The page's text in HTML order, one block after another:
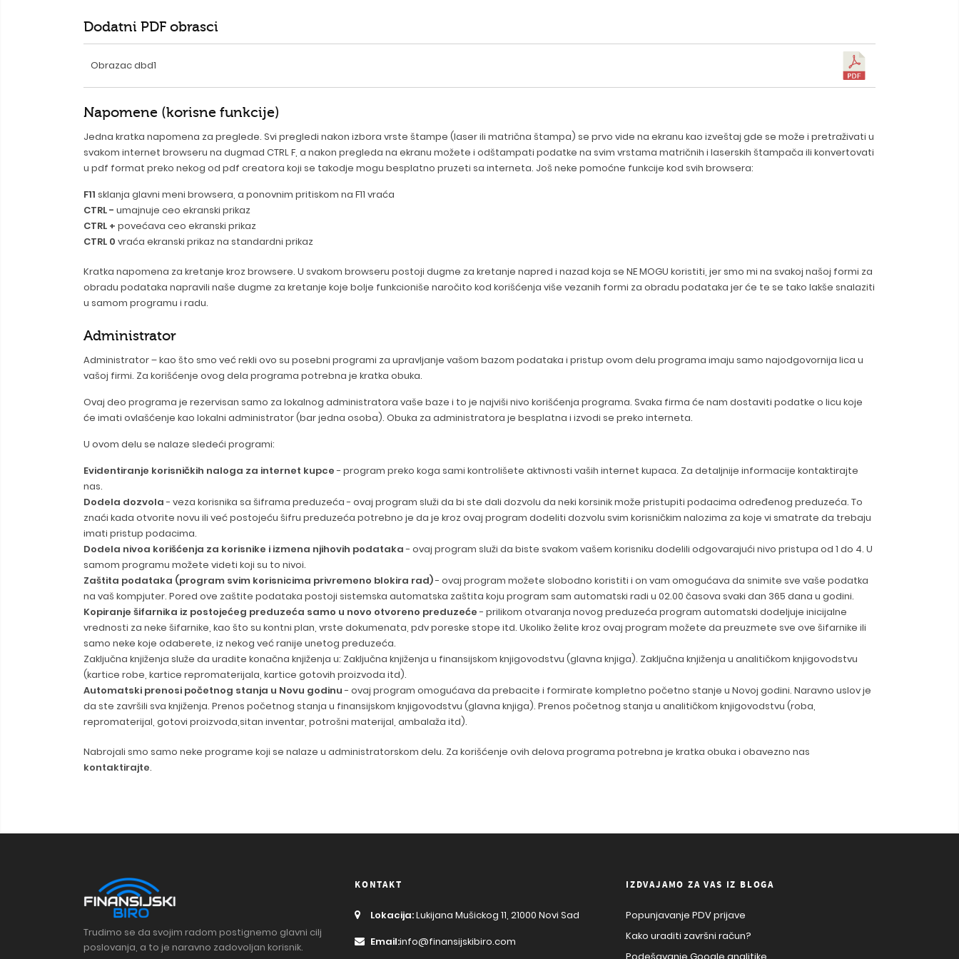
Dodatni PDF obrasci
Obrazac dbd1
Napomene (korisne funkcije)
Jedna kratka napomena za preglede. Svi pregledi nakon izbora vrste štampe (laser ili matrična štampa) se prvo vide na ekranu kao izveštaj gde se može i pretraživati u
svakom internet browseru na dugmad CTRL F, a nakon pregleda na ekranu možete i odštampati podatke na svim vrstama matričnih i laserskih štampača ili konvertovati
u pdf format preko nekog od pdf creatora koji se takodje mogu besplatno pruzeti sa interneta. Još neke pomoćne funkcije kod svih browsera:
F11 sklanja glavni meni browsera, a ponovnim pritiskom na F11 vraća
CTRL - umajnuje ceo ekranski prikaz
CTRL + povećava ceo ekranski prikaz
CTRL 0 vraća ekranski prikaz na standardni prikaz
Kratka napomena za kretanje kroz browsere. U svakom browseru postoji dugme za kretanje napred i nazad koja se NE MOGU koristiti, jer smo mi na svakoj našoj formi za
obradu podataka napravili naše dugme za kretanje koje bolje funkcioniše naročito kod korišćenja više vezanih formi za obradu podataka jer će te se tako lakše snalaziti
u samom programu i radu.
Administrator
Administrator – kao što smo već rekli ovo su posebni programi za upravljanje vašom bazom podataka i pristup ovom delu programa imaju samo najodgovornija lica u
vašoj firmi. Za korišćenje ovog dela programa potrebna je kratka obuka.
Ovaj deo programa je rezervisan samo za lokalnog administratora vaše baze i to je najviši nivo korišćenja programa. Svaka firma će nam dostaviti podatke o licu koje
će imati ovlašćenje kao lokalni administrator (bar jedna osoba). Obuka za administratora je besplatna i izvodi se preko interneta.
U ovom delu se nalaze sledeći programi:
Evidentiranje korisničkih naloga za internet kupce- program preko koga sami kontrolišete aktivnosti vaših internet kupaca. Za detaljnije informacije kontaktirajte
nas.
Dodela dozvola- veza korisnika sa šiframa preduzeća - ovaj program služi da bi ste dali dozvolu da neki korsinik može pristupiti podacima određenog preduzeća. To
znaći kada otvorite novu ili već postojeću šifru preduzeća potrebno je da je kroz ovaj program dodeliti dozvolu svim korisničkim nalozima za koje vi smatrate da trebaju
imati pristup podacima.
Dodela nivoa korišćenja za korisnike i izmena njihovih podataka- ovaj program služi da biste svakom vašem korisniku dodelili odgovarajući nivo pristupa od 1 do 4. U
samom programu možete videti koji su to nivoi.
Zaštita podataka (program svim korisnicima privremeno blokira rad)- ovaj program možete slobodno koristiti i on vam omogućava da snimite sve vaše podatka
na vaš kompjuter. Pored ove zaštite podataka postoji sistemska automatska zaštita koju program sam automatski radi u 02.00 časova svaki dan 365 dana u godini.
Kopiranje šifarnika iz postojećeg preduzeća samo u novo otvoreno preduzeće- prilikom otvaranja novog preduzeća program automatski dodeljuje inicijalne
vrednosti za neke šifarnike, kao što su kontni plan, vrste dokumenata, pdv poreske stope itd. Ukoliko želite kroz ovaj program možete da preuzmete sve ove šifarnike ili
samo neke koje odaberete, iz nekog već ranije unetog preduzeća.
Zaključna knjiženja služe da uradite konačna knjiženja u: Zaključna knjiženja u finansijskom knjigovodstvu (glavna knjiga). Zaključna knjiženja u analitičkom knjigovodstvu
(kartice robe, kartice repromaterijala, kartice gotovih proizvoda itd).
Automatski prenosi početnog stanja u Novu godinu- ovaj program omogućava da prebacite i formirate kompletno početno stanje u Novoj godini. Naravno uslov je
da ste završili sva knjiženja. Prenos početnog stanja u finansijskom knjigovodstvu (glavna knjiga). Prenos početnog stanja u analitičkom knjigovodstvu (roba,
repromaterijal, gotovi proizvoda,sitan inventar, potrošni materijal, ambalaža itd).
Nabrojali smo samo neke programe koji se nalaze u administratorskom delu. Za korišćenje ovih delova programa potrebna je kratka obuka i obavezno nas
kontaktirajte.
Trudimo se da svojim radom postignemo glavni cilj
poslovanja, a to je naravno zadovoljan korisnik.
KONTAKT
Lokacija:Lukijana Mušickog 11, 21000 Novi Sad
Email:info@finansijskibiro.com
IZDVAJAMO ZA VAS IZ BLOGA
Popunjavanje PDV prijave
Kako uraditi završni račun?